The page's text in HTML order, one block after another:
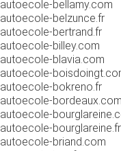
autoecole-bellamy.com
autoecole-belzunce.fr
autoecole-bertrand.fr
autoecole-billey.com
autoecole-blavia.com
autoecole-
autoecole-bokreno.fr
autoecole-bordeaux.com
autoecole-
autoecole-bourglareine.fr
autoecole-briand.com